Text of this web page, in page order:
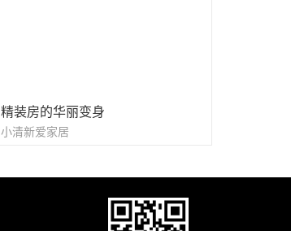
精装房的华丽变身
小清新爱家居